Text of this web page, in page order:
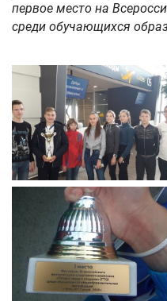
первое место на
среди обучающихся